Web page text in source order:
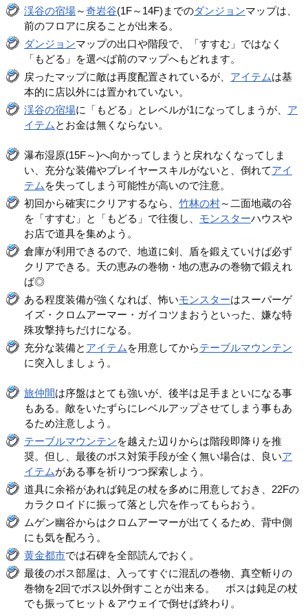
渓谷の宿場～奇岩谷(1F～14F)までのダンジョンマップは、
前のフロアに戻ることが出来る。
ダンジョンマップの出口や階段で、「すすむ」ではなく
「もどる」を選べば前のマップへもどれます。
戻ったマップに敵は再度配置されているが、 アイテムは基
本的に店以外には置かれていない。
渓谷の宿場に「もどる」とレベルが1になってしまうが、 ア
イテム とお金は無くならない。
瀑布湿原(15F～)へ向かってしまうと戻れなくなってしま
い、充分な装備やプレイヤースキルがないと、倒れてアイ
テム を失ってしまう可能性が高いので注意。
初回から確実にクリアするなら、竹林の村～二面地蔵の谷
を「すすむ」と「もどる」で往復し、 モンスターハウスや
お店で道具を集めよう。
倉庫が利用できるので、地道に剣、盾を鍛えていけば必ず
クリアできる。天の恵みの巻物・地の恵みの巻物で鍛えれ
ば◎
ある程度装備が強くなれば、怖いモンスターはスーパーゲ
イズ・クロムアーマー・ガイコツまおうといった、嫌な特
殊攻撃持ちだけになる。
充分な装備と アイテム を用意してからテーブルマウンテン
に突入しましょう。
旅仲間は序盤はとても強いが、後半は足手まといになる事
もある。敵をいたずらにレベルアップさせてしまう事もあ
るため注意しよう。
テーブルマウンテンを越えた辺りからは階段即降りを推
奨。但し、最後のボス対策手段が全く無い場合は、良いア
イテムがある事を祈りつつ探索しよう。
道具に余裕があれば鈍足の杖を多めに用意しておき、22Fの
カラクロイドに振って落とし穴を作ってもらおう。
ムゲン幽谷からはクロムアーマーが出てくるため、背中側
にも気を配ろう。
黄金都市では石碑を全部読んでおく。
最後のボス部屋は、入ってすぐに混乱の巻物、真空斬りの
巻物を2回でボス以外倒すことが出来る。 ボスは鈍足の杖
でも振ってヒット＆アウェイで倒せば終わり。